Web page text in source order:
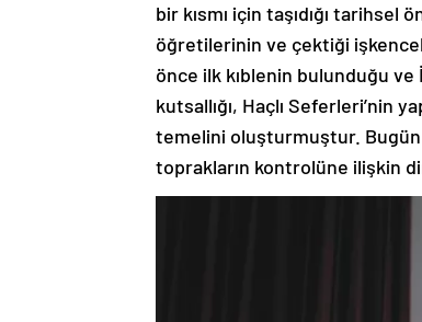
bir kısmı için taşıdığı tarihsel
öğretilerinin ve çektiği
önce ilk kıblenin bulunduğu
kutsallığı, Haçlı Seferleri’nin
temelini oluşturmuştur. Bugün
toprakların kontrolüne ilişkin